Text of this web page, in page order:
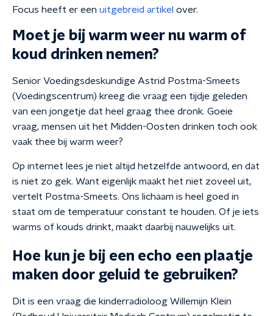
Focus heeft er een uitgebreid artikel over.
Moet je bij warm weer nu warm of
koud drinken nemen?
Senior Voedingsdeskundige Astrid Postma-Smeets
(Voedingscentrum) kreeg die vraag een tijdje geleden
van een jongetje dat heel graag thee dronk. Goeie
vraag, mensen uit het Midden-Oosten drinken toch ook
vaak thee bij warm weer?
Op internet lees je niet altijd hetzelfde antwoord, en dat
is niet zo gek. Want eigenlijk maakt het niet zoveel uit,
vertelt Postma-Smeets. Ons lichaam is heel goed in
staat om de temperatuur constant te houden. Of je iets
warms of kouds drinkt, maakt daarbij nauwelijks uit.
Hoe kun je bij een echo een plaatje
maken door geluid te gebruiken?
Dit is een vraag die kinderradioloog Willemijn Klein